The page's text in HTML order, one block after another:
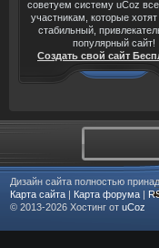
советуем систему uCoz
участникам, которые хотят
стабильный,
популярный сайт!
Создать свой сайт
Дизайн сайта полностью
Карта сайта | Карта форума |
© 2013-2026 Хостинг от uCoz